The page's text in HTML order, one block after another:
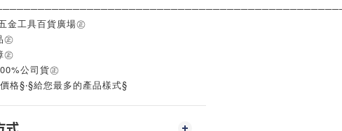
金工具百貨廣場㊣
㊣
㊣
公司貨㊣
格§‧§給您最多的產品樣式§